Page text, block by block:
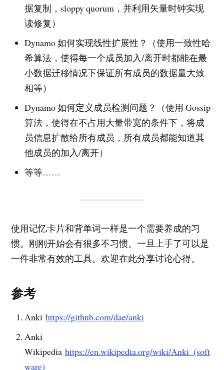
据复制，sloppy quorum，并利用矢量时钟实现
读修复）
Dynamo 如何实现线性扩展性？（使用一致性哈
希算法，使得每一个成员加入/离开时都能在最
小数据迁移情况下保证所有成员的数据量大致
相等）
Dynamo 如何定义成员检测问题？（使用 Gossip
算法，使得在不占用大量带宽的条件下，将成
员信息扩散给所有成员，所有成员都能知道其
他成员的加入/离开）
等等……
使用记忆卡片和背单词一样是一个需要养成的习
惯。刚刚开始会有很多不习惯。一旦上手了可以是
一件非常有效的工具。欢迎在此分享讨论心得。
参考
Ankihttps://github.com/dae/anki
Anki
Wikipediahttps://en.wikipedia.org/wiki/Anki_(soft
ware)